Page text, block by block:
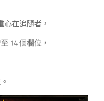
心在追隨者，
14 個欄位，